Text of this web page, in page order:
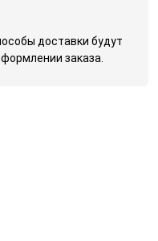
доставки будут
заказа.